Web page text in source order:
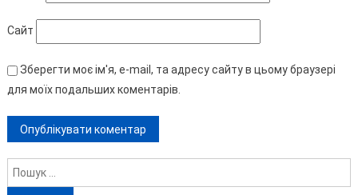
Сайт
Зберегти моє ім'я, e-mail, та адресу сайту в цьому браузері
для моїх подальших коментарів.
Пошук: